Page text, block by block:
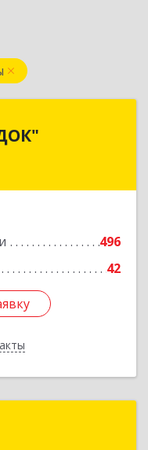
496
42
"ДОК"
г, Горького ул,